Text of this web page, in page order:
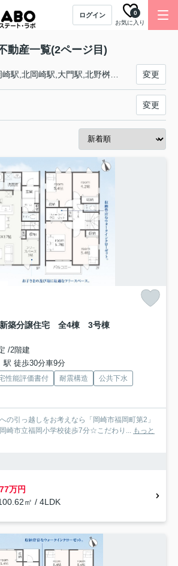
ログイン
お気に入り
0
動産一覧(2ページ目)
変更
変更
築分譲住宅 全4棟 3号棟
/2階建
駅 徒歩30分車9分
性能評価書付 耐震構造
公共下水
の引っ越しをお考えなら「岡崎市福岡町第2」
崎市立福岡小学校徒歩7分☆こだわり... もっと
万円
㎡ / 4LDK